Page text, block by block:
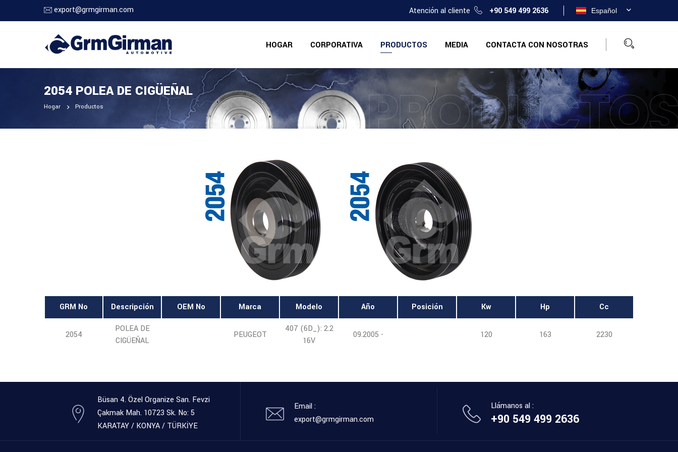
export@grmgirman.com Atención al cliente +90 549 499 2636 Español
HOGAR CORPORATIVA PRODUCTOS MEDIA CONTACTA CON NOSOTRAS
2054 POLEA DE CIGÜEÑAL
Hogar Productos PRODUCTOS
GRM No Descripción OEM No Marca Modelo Año Posición Kw Hp Cc
2054
POLEA DE
CIGÜEÑAL
PEUGEOT
407 (6D_): 2.2
16V
09.2005 - 120 163 2230
Büsan 4. Özel Organize San. Fevzi
Çakmak Mah. 10723 Sk. No: 5
KARATAY / KONYA / TÜRKİYE
Email :
export@grmgirman.com
Llámanos al :
+90 549 499 2636